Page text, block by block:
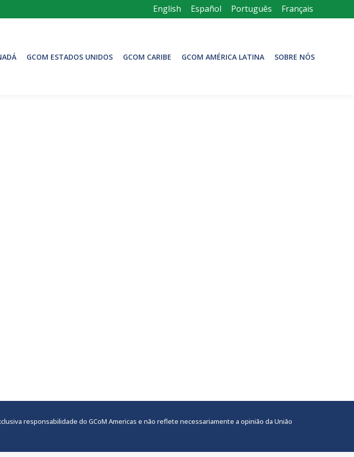
English Español Português Français
GCOM ESTADOS UNIDOS GCOM CARIBE GCOM AMÉRICA LATINA SOBRE NÓS
responsabilidade do GCoM Americas e não reflete necessariamente a opinião da União